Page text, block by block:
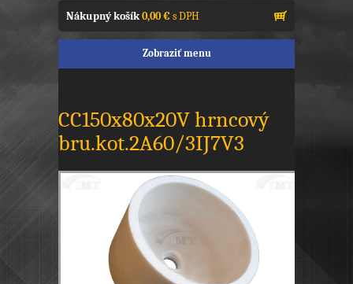
Nákupný košík0,00 €s DPH
Zobraziť menu
CC150x80x20V hrncový
bru.kot.2A60/3IJ7V3